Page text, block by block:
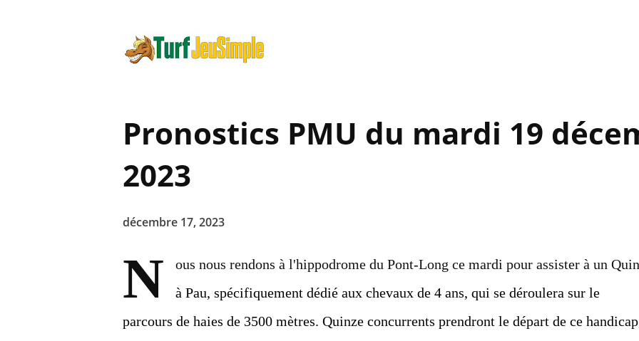
Pronostics PMU du mardi 19
2023
décembre 17, 2023
N
ous nous rendons à l'hippodrome du Pont-Long ce mardi pour assister à un
à Pau, spécifiquement dédié aux chevaux de 4 ans, qui se déroulera sur le
parcours de haies de 3500 mètres. Quinze concurrents prendront le départ de ce